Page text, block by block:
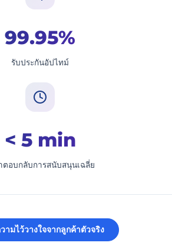
99.95%
รับประกันอัปไทม์
< 5 min
ตอบกลับการสนับสนุนเฉลี่ย
ามไว้วางใจจากลูกค้าตัวจริง